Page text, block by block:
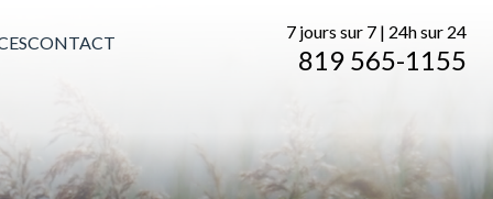
CONTACT
7 jours sur 7 | 24h sur 24
819 565-1155